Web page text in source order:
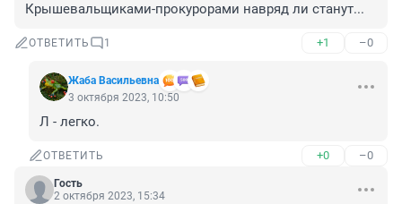
Крышевальщиками-прокурорами навряд ли станут...
ОТВЕТИТЬ 1 +1 –0
Жаба Васильевна
3 октября 2023, 10:50
Л - легко.
ОТВЕТИТЬ +0 –0
Гость
2 октября 2023, 15:34